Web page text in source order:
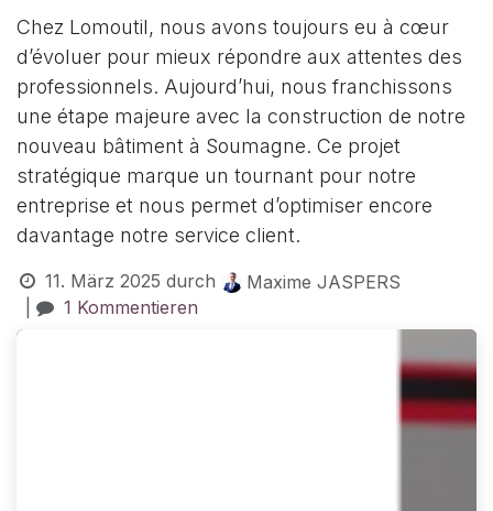
Chez Lomoutil, nous avons toujours eu à cœur
d’évoluer pour mieux répondre aux attentes des
professionnels. Aujourd’hui, nous franchissons
une étape majeure avec la construction de notre
nouveau bâtiment à Soumagne. Ce projet
stratégique marque un tournant pour notre
entreprise et nous permet d’optimiser encore
davantage notre service client.
11. März 2025 durch
Maxime JASPERS
1 Kommentieren